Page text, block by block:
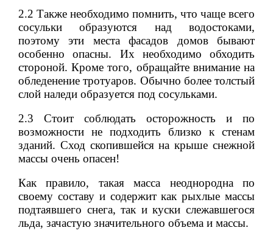
2.2 Также необходимо помнить, что чаще всего
сосульки образуются над водостоками,
поэтому эти места фасадов домов бывают
особенно опасны. Их необходимо обходить
стороной. Кроме того, обращайте внимание на
обледенение тротуаров. Обычно более толстый
слой наледи образуется под сосульками.
2.3 Стоит соблюдать осторожность и по
возможности не подходить близко к стенам
зданий. Сход скопившейся на крыше снежной
массы очень опасен!
Как правило, такая масса неоднородна по
своему составу и содержит как рыхлые массы
подтаявшего снега, так и куски слежавшегося
льда, зачастую значительного объема и массы.